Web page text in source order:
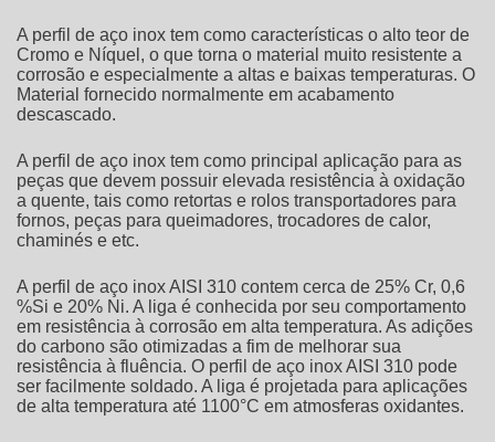
A perfil de aço inox tem como características o alto teor de
Cromo e Níquel, o que torna o material muito resistente a
corrosão e especialmente a altas e baixas temperaturas. O
Material fornecido normalmente em acabamento
descascado.
A perfil de aço inox tem como principal aplicação para as
peças que devem possuir elevada resistência à oxidação
a quente, tais como retortas e rolos transportadores para
fornos, peças para queimadores, trocadores de calor,
chaminés e etc.
A perfil de aço inoxAISI 310 contem cerca de 25% Cr, 0,6
%Si e 20% Ni. A liga é conhecida por seu comportamento
em resistência à corrosão em alta temperatura. As adições
do carbono são otimizadas a fim de melhorar sua
resistência à fluência. O perfil de aço inoxAISI 310 pode
ser facilmente soldado. A liga é projetada para aplicações
de alta temperatura até 1100°C em atmosferas oxidantes.